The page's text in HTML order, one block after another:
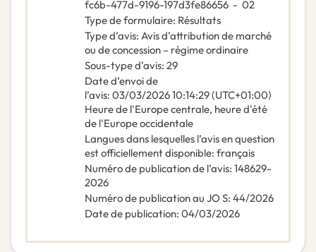
fc6b-477d-9196-197d3fe86656 - 02
Type de formulaire: Résultats
Type d’avis: Avis d’attribution de marché
ou de concession – régime ordinaire
Sous-type d’avis: 29
Date d’envoi de
l’avis: 03/03/202610:14:29 (UTC+01:00)
Heure de l'Europe centrale, heure d'été
de l'Europe occidentale
Langues dans lesquelles l’avis en question
est officiellement disponible: français
Numéro de publication de l’avis: 148629-
2026
Numéro de publication au JO S: 44/2026
Date de publication: 04/03/2026